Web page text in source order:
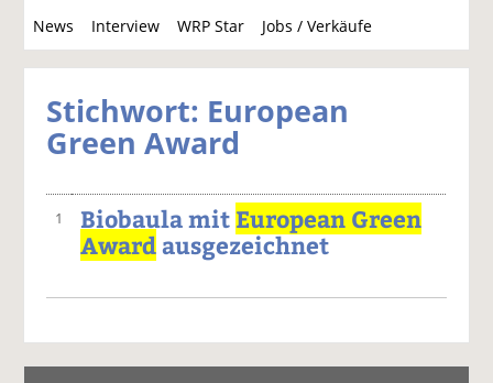
News Interview WRP Star Jobs / Verkäufe
u
c
Stichwort: European
Green Award
1 Biobaula mit European Green
Awardausgezeichnet